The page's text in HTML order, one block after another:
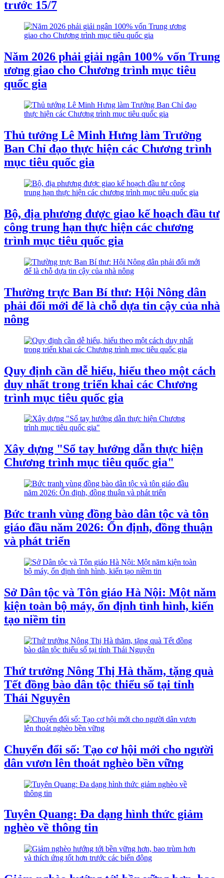
trước 15/7
Năm 2026 phải giải ngân 100% vốn Trung
ương giao cho Chương trình mục tiêu
quốc gia
Thủ tướng Lê Minh Hưng làm Trưởng
Ban Chỉ đạo thực hiện các Chương trình
mục tiêu quốc gia
Bộ, địa phương được giao kế hoạch đầu tư
công trung hạn thực hiện các chương
trình mục tiêu quốc gia
Thường trực Ban Bí thư: Hội Nông dân
phải đổi mới để là chỗ dựa tin cậy của nhà
nông
Quy định cần dễ hiểu, hiểu theo một cách
duy nhất trong triển khai các Chương
trình mục tiêu quốc gia
Xây dựng "Sổ tay hướng dẫn thực hiện
Chương trình mục tiêu quốc gia"
Bức tranh vùng đồng bào dân tộc và tôn
giáo đầu năm 2026: Ổn định, đồng thuận
và phát triển
Sở Dân tộc và Tôn giáo Hà Nội: Một năm
kiện toàn bộ máy, ổn định tình hình, kiến
tạo niềm tin
Thứ trưởng Nông Thị Hà thăm, tặng quà
Tết đồng bào dân tộc thiểu số tại tỉnh
Thái Nguyên
Chuyển đổi số: Tạo cơ hội mới cho người
dân vươn lên thoát nghèo bền vững
Tuyên Quang: Đa dạng hình thức giảm
nghèo về thông tin